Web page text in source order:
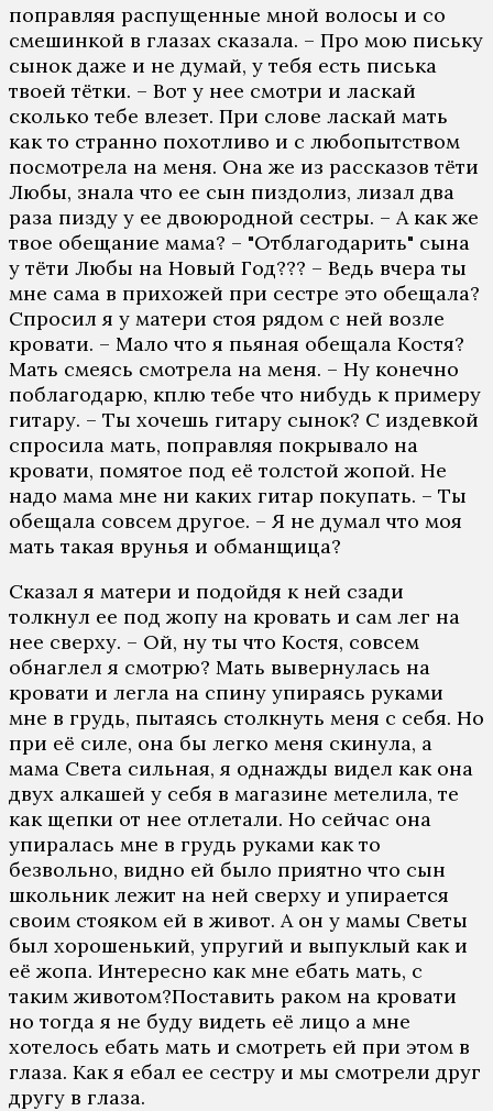
поправляя распущенные мной волосы и со
смешинкой в глазах сказала. – Про мою письку
сынок даже и не думай, у тебя есть писька
твоей тётки. – Вот у нее смотри и ласкай
сколько тебе влезет. При слове ласкай мать
как то странно похотливо и с любопытством
посмотрела на меня. Она же из рассказов тёти
Любы, знала что ее сын пиздолиз, лизал два
раза пизду у ее двоюродной сестры. – А как же
твое обещание мама? – "Отблагодарить" сына
у тёти Любы на Новый Год??? – Ведь вчера ты
мне сама в прихожей при сестре это обещала?
Спросил я у матери стоя рядом с ней возле
кровати. – Мало что я пьяная обещала Костя?
Мать смеясь смотрела на меня. – Ну конечно
поблагодарю, кплю тебе что нибудь к примеру
гитару. – Ты хочешь гитару сынок? С издевкой
спросила мать, поправляя покрывало на
кровати, помятое под её толстой жопой. Не
надо мама мне ни каких гитар покупать. – Ты
обещала совсем другое. – Я не думал что моя
мать такая врунья и обманщица?
Сказал я матери и подойдя к ней сзади
толкнул ее под жопу на кровать и сам лег на
нее сверху. – Ой, ну ты что Костя, совсем
обнаглел я смотрю? Мать вывернулась на
кровати и легла на спину упираясь руками
мне в грудь, пытаясь столкнуть меня с себя. Но
при её силе, она бы легко меня скинула, а
мама Света сильная, я однажды видел как она
двух алкашей у себя в магазине метелила, те
как щепки от нее отлетали. Но сейчас она
упиралась мне в грудь руками как то
безвольно, видно ей было приятно что сын
школьник лежит на ней сверху и упирается
своим стояком ей в живот. А он у мамы Светы
был хорошенький, упругий и выпуклый как и
её жопа. Интересно как мне ебать мать, с
таким животом?Поставить раком на кровати
но тогда я не буду видеть её лицо а мне
хотелось ебать мать и смотреть ей при этом в
глаза. Как я ебал ее сестру и мы смотрели друг
другу в глаза.